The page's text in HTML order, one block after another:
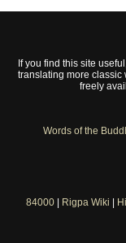
If you find this site
translating more classic
freely
Words of the
84000| Rigpa Wiki |